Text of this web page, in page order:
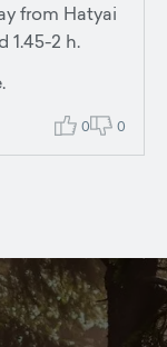
from Hatyai
1.45-2 h.
0 0